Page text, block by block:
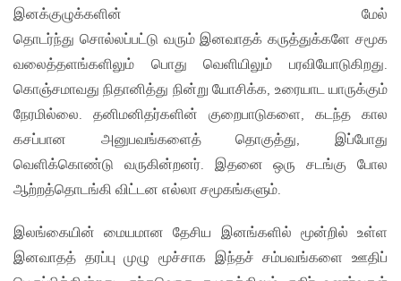
இனக்குழுக்களின் மேல்
தொடர்ந்து சொல்லப்பட்டு வரும் இனவாதக் கருத்துக்களே சமூக
வலைத்தளங்களிலும் பொது வெளியிலும் பரவியோடுகிறது.
கொஞ்சமாவது நிதானித்து நின்று யோசிக்க, உரையாட யாருக்கும்
நேரமில்லை. தனிமனிதர்களின் குறைபாடுகளை, கடந்த கால
கசப்பான அனுபவங்களைத் தொகுத்து, இப்போது
வெளிக்கொண்டு வருகின்றனர். இதனை ஒரு சடங்கு போல
ஆற்றத்தொடங்கி விட்டன எல்லா சமூகங்களும்.
இலங்கையின் மையமான தேசிய இனங்களில் மூன்றில் உள்ள
இனவாதத் தரப்பு முழு மூச்சாக இந்தச் சம்பவங்களை ஊதிப்